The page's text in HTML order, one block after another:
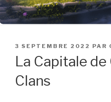
PUBLIÉ
LE
3 SEPTEMBRE 2022 PAR
La Capitale de
Clans